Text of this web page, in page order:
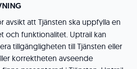
avsikt att Tjänsten ska uppfylla en
och funktionalitet. Uptrail kan
tillgängligheten till Tjänsten eller
korrektheten avseende